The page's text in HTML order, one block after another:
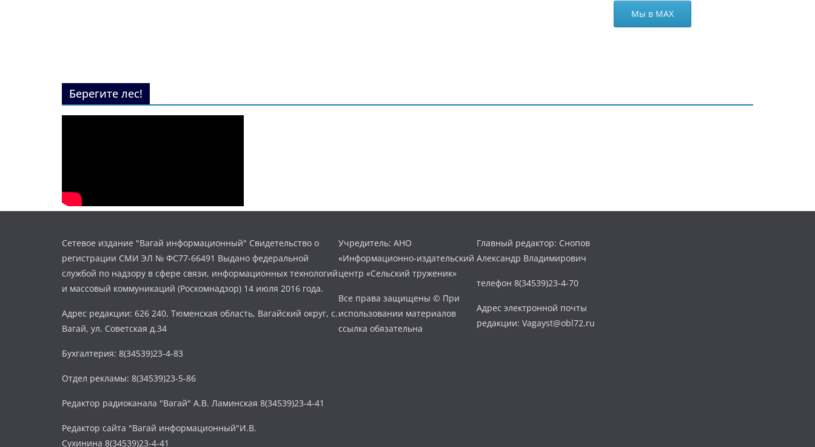
Мы в МАХ
Берегите лес!
Сетевое издание "Вагай информационный" Свидетельство о
регистрации СМИ ЭЛ № ФС77-66491 Выдано федеральной
службой по надзору в сфере связи, информационных технологий
и массовый коммуникаций (Роскомнадзор) 14 июля 2016 года.
Адрес редакции: 626 240, Тюменская область, Вагайский округ, с.
Вагай, ул. Советская д.34
Бухгалтерия: 8(34539)23-4-83
Отдел рекламы: 8(34539)23-5-86
Редактор радиоканала "Вагай" А.В. Ламинская 8(34539)23-4-41
Редактор сайта "Вагай информационный"И.В.
Сухинина 8(34539)23-4-41
Учредитель: АНО
«Информационно-издательский
центр «Сельский труженик»
Все права защищены © При
использовании материалов
ссылка обязательна
Главный редактор: Снопов
Александр Владимирович
телефон 8(34539)23-4-70
Адрес электронной почты
редакции: Vagayst@obl72.ru